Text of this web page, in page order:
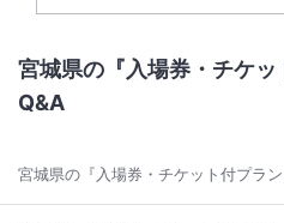
宮城県の『入場券・チケ
Q&A
宮城県の『入場券・チケット付プラ